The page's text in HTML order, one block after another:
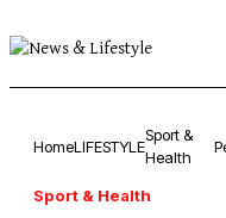
HomeLIFESTYLE
Sport &
Health
Sport & Health